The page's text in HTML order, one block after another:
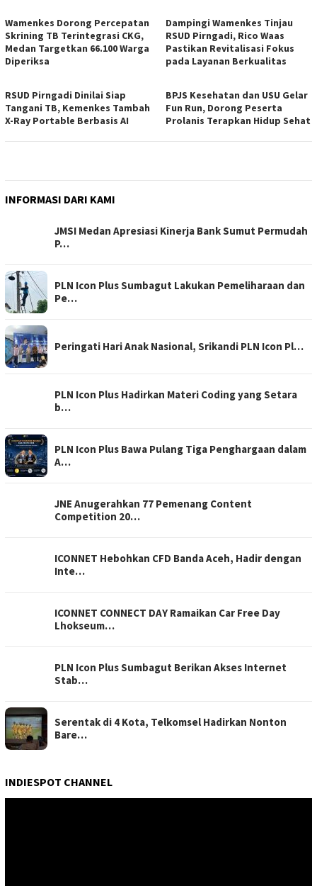
Wamenkes Dorong Percepatan
Skrining TB Terintegrasi CKG,
Medan Targetkan 66.100 Warga
Diperiksa
Dampingi Wamenkes Tinjau
RSUD Pirngadi, Rico Waas
Pastikan Revitalisasi Fokus
pada Layanan Berkualitas
RSUD Pirngadi Dinilai Siap
Tangani TB, Kemenkes Tambah
X-Ray Portable Berbasis AI
BPJS Kesehatan dan USU Gelar
Fun Run, Dorong Peserta
Prolanis Terapkan Hidup Sehat
INFORMASI DARI KAMI
JMSI Medan Apresiasi Kinerja Bank Sumut Permudah
P…
PLN Icon Plus Sumbagut Lakukan Pemeliharaan dan
Pe…
Peringati Hari Anak Nasional, Srikandi PLN Icon Pl…
PLN Icon Plus Hadirkan Materi Coding yang Setara
b…
PLN Icon Plus Bawa Pulang Tiga Penghargaan dalam
A…
JNE Anugerahkan 77 Pemenang Content
Competition 20…
ICONNET Hebohkan CFD Banda Aceh, Hadir dengan
Inte…
ICONNET CONNECT DAY Ramaikan Car Free Day
Lhokseum…
PLN Icon Plus Sumbagut Berikan Akses Internet
Stab…
Serentak di 4 Kota, Telkomsel Hadirkan Nonton
Bare…
INDIESPOT CHANNEL